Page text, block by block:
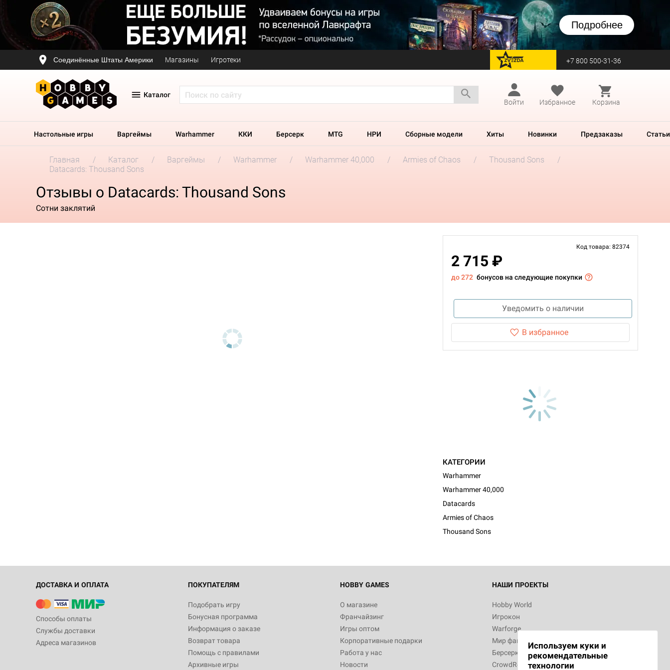
Подробнее
Соединённые Штаты Америки Магазины Игротеки перейти на Zvezda +7 800 500-31-36
Каталог
Войти
Избранное Корзина
Настольные игры Варгеймы Warhammer ККИ Берсерк MTG НРИ Сборные модели Хиты Новинки Предзаказы Статьи
Главная Каталог Варгеймы Warhammer Warhammer 40,000 Armies of Chaos
Thousand Sons
Datacards: Thousand Sons
Отзывы о Datacards: Thousand Sons
Сотни заклятий
Код товара: 82374
2 715 ₽
до 272 бонусов на следующие покупки
Уведомить о наличии
В избранное
КАТЕГОРИИ
Warhammer
Warhammer 40,000
Datacards
Armies of Chaos
Thousand Sons
ДОСТАВКА И ОПЛАТА
Способы оплаты
Службы доставки
Адреса магазинов
ПОКУПАТЕЛЯМ
Подобрать игру
Бонусная программа
Информация о заказе
Возврат товара
Помощь с правилами
Архивные игры
HOBBY GAMES
О магазине
Франчайзинг
Игры оптом
Корпоративные подарки
Работа у нас
Новости
НАШИ ПРОЕКТЫ
Hobby World
Игрокон
Warforge
Мир фантастики
Берсерк
CrowdRepublic
Используем куки и
рекомендательные
технологии